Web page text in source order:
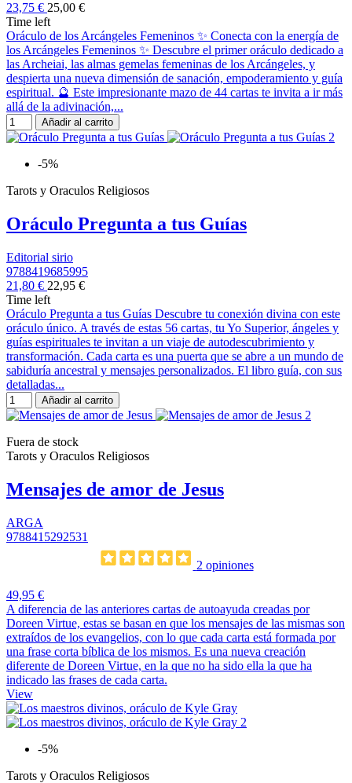
23,75 € 25,00 €
Time left
Oráculo de los Arcángeles Femeninos ✨ Conecta con la energía de
los Arcángeles Femeninos ✨ Descubre el primer oráculo dedicado a
las Archeiai, las almas gemelas femeninas de los Arcángeles, y
despierta una nueva dimensión de sanación, empoderamiento y guía
espiritual. 🔮 Este impresionante mazo de 44 cartas te invita a ir más
allá de la adivinación,...
Añadir al carrito
-5%
Tarots y Oraculos Religiosos
Oráculo Pregunta a tus Guías
Editorial sirio
9788419685995
21,80 € 22,95 €
Time left
Oráculo Pregunta a tus Guías Descubre tu conexión divina con este
oráculo único. A través de estas 56 cartas, tu Yo Superior, ángeles y
guías espirituales te invitan a un viaje de autodescubrimiento y
transformación. Cada carta es una puerta que se abre a un mundo de
sabiduría ancestral y mensajes personalizados. El libro guía, con sus
detalladas...
Añadir al carrito
Fuera de stock
Tarots y Oraculos Religiosos
Mensajes de amor de Jesus
ARGA
9788415292531
2 opiniones
49,95 €
A diferencia de las anteriores cartas de autoayuda creadas por
Doreen Virtue, estas se basan en que los mensajes de las mismas son
extraídos de los evangelios, con lo que cada carta está formada por
una frase corta bíblica de los mismos. Es una nueva creación
diferente de Doreen Virtue, en la que no ha sido ella la que ha
indicado las frases de cada carta.
View
-5%
Tarots y Oraculos Religiosos